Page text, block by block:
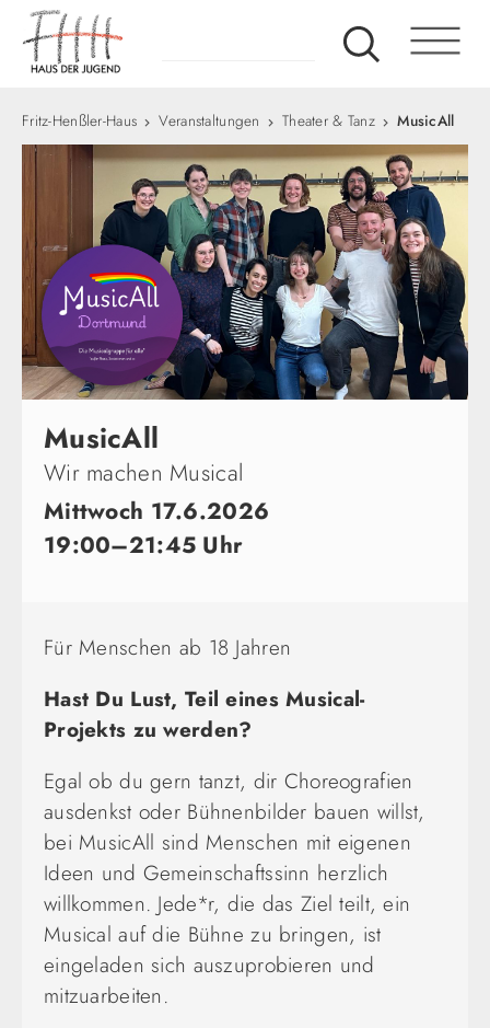
Fritz-Henßler-Haus Veranstaltungen Theater & Tanz MusicAll
MusicAll
Wir machen Musical
Mittwoch 17.6.2026
19:00–21:45 Uhr
Für Menschen ab 18 Jahren
Hast Du Lust, Teil eines Musical-
Projekts zu werden?
Egal ob du gern tanzt, dir Choreografien
ausdenkst oder Bühnenbilder bauen willst,
bei MusicAll sind Menschen mit eigenen
Ideen und Gemeinschaftssinn herzlich
willkommen. Jede*r, die das Ziel teilt, ein
Musical auf die Bühne zu bringen, ist
eingeladen sich auszuprobieren und
mitzuarbeiten.